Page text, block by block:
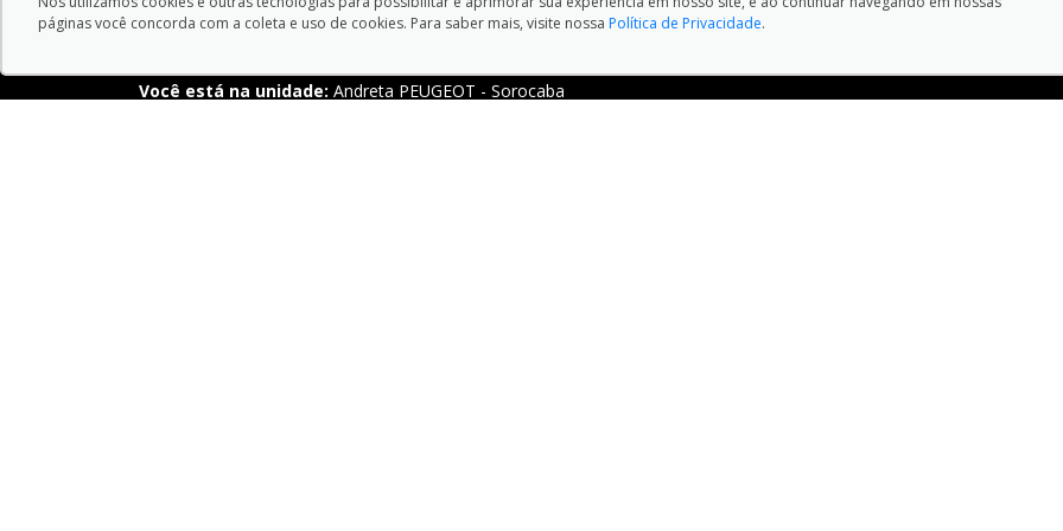
Você está na unidade: Andreta PEUGEOT - Sorocaba
páginas você concorda com a coleta e uso de cookies. Para saber mais, visite nossa Política de Privacidade.